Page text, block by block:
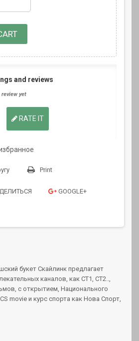
and reviews
review yet
RATE IT
Print
GOOGLE+
букет Скайлинк предлагает
каналов, как СТ1, СТ2..,
с открытием, Национального
movie и курс спорта как Нова Спорт,